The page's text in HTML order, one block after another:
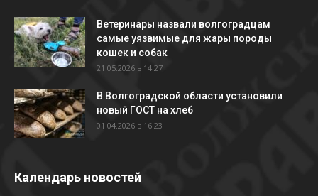
Ветеринары назвали волгоградцам
самые уязвимые для жары породы
кошек и собак
21.05.2026 в 14:27
В Волгоградской области установили
новый ГОСТ на хлеб
01.04.2026 в 16:23
Календарь новостей